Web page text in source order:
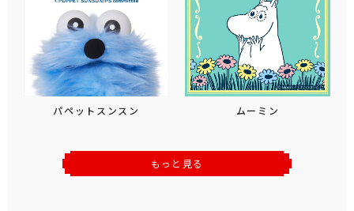
パペットスンスン ムーミン
もっと見る